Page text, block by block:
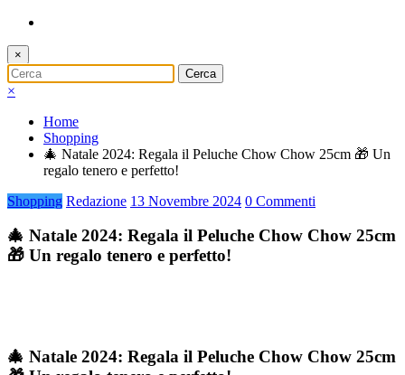
×
×
Home
Shopping
🎄 Natale 2024: Regala il Peluche Chow Chow 25cm 🎁 Un
regalo tenero e perfetto!
Shopping Redazione 13 Novembre 2024 0 Commenti
🎄 Natale 2024: Regala il Peluche Chow Chow 25cm
🎁 Un regalo tenero e perfetto!
🎄 Natale 2024: Regala il Peluche Chow Chow 25cm